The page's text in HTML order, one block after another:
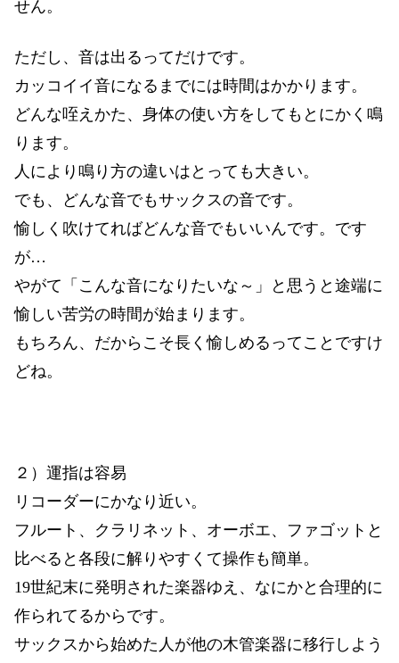
せん。
ただし、音は出るってだけです。
カッコイイ音になるまでには時間はかかります。
どんな咥えかた、身体の使い方をしてもとにかく鳴
ります。
人により鳴り方の違いはとっても大きい。
でも、どんな音でもサックスの音です。
愉しく吹けてればどんな音でもいいんです。です
が…
やがて「こんな音になりたいな～」と思うと途端に
愉しい苦労の時間が始まります。
もちろん、だからこそ長く愉しめるってことですけ
どね。
２）運指は容易
リコーダーにかなり近い。
フルート、クラリネット、オーボエ、ファゴットと
比べると各段に解りやすくて操作も簡単。
19世紀末に発明された楽器ゆえ、なにかと合理的に
作られてるからです。
サックスから始めた人が他の木管楽器に移行しよう